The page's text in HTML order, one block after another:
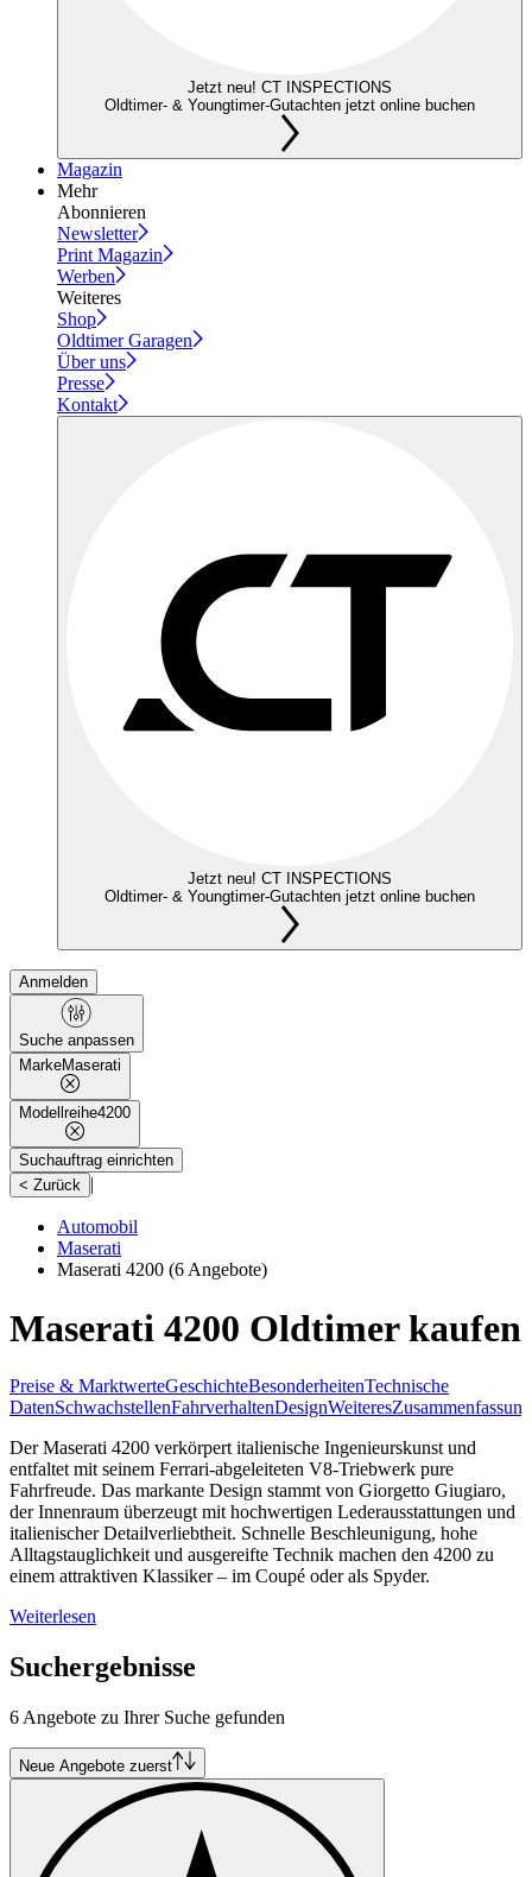
Jetzt neu! CT INSPECTIONS
Oldtimer- & Youngtimer-Gutachten jetzt online buchen
Magazin
Mehr
Abonnieren
Newsletter
Print Magazin
Werben
Weiteres
Shop
Oldtimer Garagen
Über uns
Presse
Kontakt
Jetzt neu! CT INSPECTIONS
Oldtimer- & Youngtimer-Gutachten jetzt online buchen
Anmelden
Suche anpassen
MarkeMaserati
Modellreihe4200
Suchauftrag einrichten
< Zurück |
Automobil
Maserati
Maserati 4200 (6 Angebote)
Maserati 4200 Oldtimer kaufen
Preise & MarktwerteGeschichteBesonderheitenTechnische
DatenSchwachstellenFahrverhaltenDesignWeiteresZusammenfassung
Der Maserati 4200 verkörpert italienische Ingenieurskunst und
entfaltet mit seinem Ferrari-abgeleiteten V8-Triebwerk pure
Fahrfreude. Das markante Design stammt von Giorgetto Giugiaro,
der Innenraum überzeugt mit hochwertigen Lederausstattungen und
italienischer Detailverliebtheit. Schnelle Beschleunigung, hohe
Alltagstauglichkeit und ausgereifte Technik machen den 4200 zu
einem attraktiven Klassiker – im Coupé oder als Spyder.
Weiterlesen
Suchergebnisse
6 Angebote zu Ihrer Suche gefunden
Neue Angebote zuerst